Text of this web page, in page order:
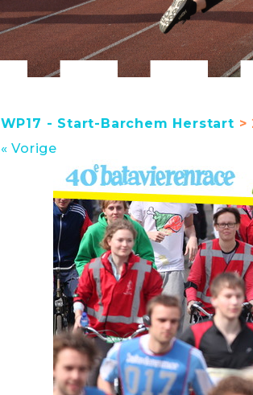
WP17 - Start-Barchem Herstart >
« Vorige